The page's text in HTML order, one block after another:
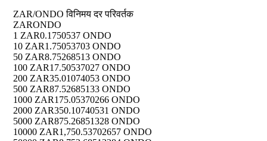
ZAR/ONDO विनिमय दर परिवर्तक
ZARONDO
1 ZAR0.1750537 ONDO
10 ZAR1.75053703 ONDO
50 ZAR8.75268513 ONDO
100 ZAR17.50537027 ONDO
200 ZAR35.01074053 ONDO
500 ZAR87.52685133 ONDO
1000 ZAR175.05370266 ONDO
2000 ZAR350.10740531 ONDO
5000 ZAR875.26851328 ONDO
10000 ZAR1,750.53702657 ONDO